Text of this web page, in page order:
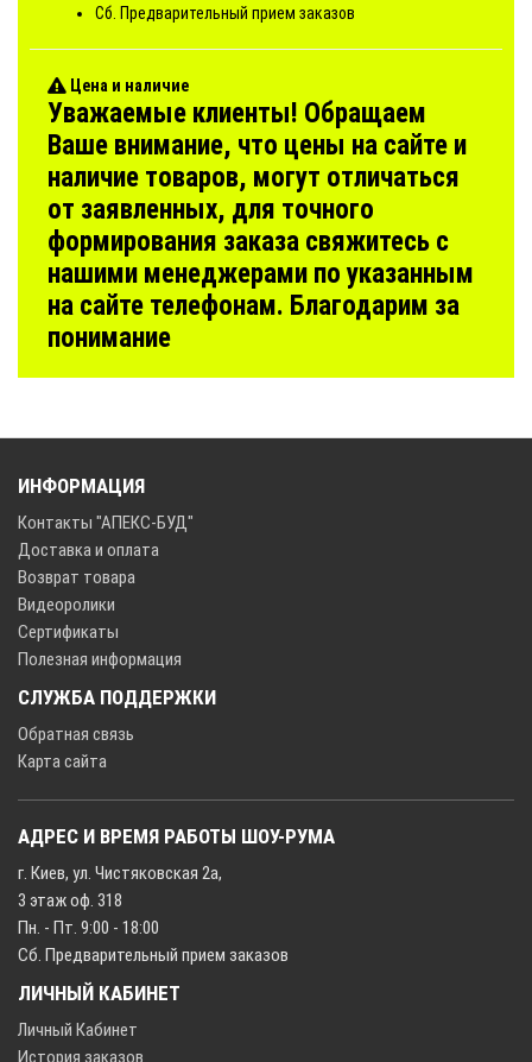
Сб. Предварительный прием заказов
Цена и наличие
Уважаемые клиенты! Обращаем
Ваше внимание, что цены на сайте и
наличие товаров, могут отличаться
от заявленных, для точного
формирования заказа свяжитесь с
нашими менеджерами по указанным
на сайте телефонам. Благодарим за
понимание
ИНФОРМАЦИЯ
Контакты "АПЕКС-БУД"
Доставка и оплата
Возврат товара
Видеоролики
Сертификаты
Полезная информация
СЛУЖБА ПОДДЕРЖКИ
Обратная связь
Карта сайта
АДРЕС И ВРЕМЯ РАБОТЫ ШОУ-РУМА
г. Киев, ул. Чистяковская 2а,
3 этаж оф. 318
Пн. - Пт. 9:00 - 18:00
Сб. Предварительный прием заказов
ЛИЧНЫЙ КАБИНЕТ
Личный Кабинет
История заказов